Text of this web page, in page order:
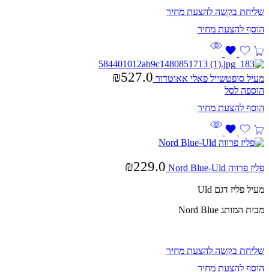
שליחת בקשה להצעת מחיר
מעיל סופטשייל פאלי אאוטדור ₪527.0
הוספה לסל
פליז פרווה Nord Blue-Uld ₪229.0
מעיל פליז דגם Uld
מבית המותג Nord Blue
שליחת בקשה להצעת מחיר